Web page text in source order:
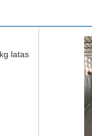
latas